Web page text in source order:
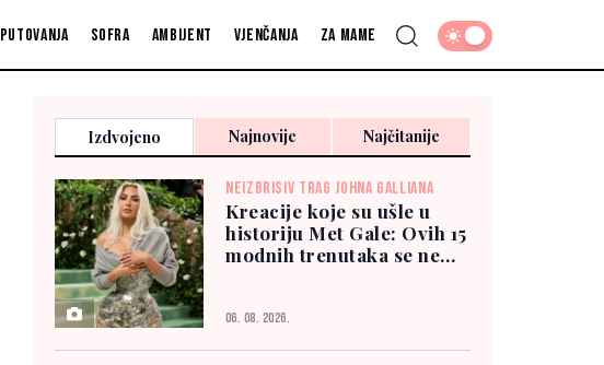
Putovanja Sofra Ambijent Vjenčanja Za mame
Izdvojeno Najnovije Najčitanije
NEIZBRISIV TRAG JOHNA GALLIANA
Kreacije koje su ušle u
historiju Met Gale: Ovih 15
modnih trenutaka se ne
06. 08. 2026.